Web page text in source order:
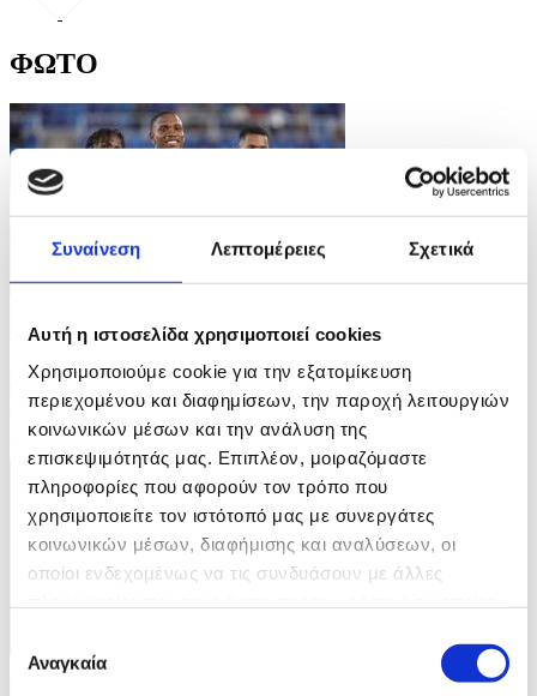
Συναίνεση Λεπτομέρειες Σχετικά
Αυτή η ιστοσελίδα χρησιμοποιεί cookies
Χρησιμοποιούμε cookie για την εξατομίκευση
περιεχομένου και διαφημίσεων, την παροχή λειτουργιών
κοινωνικών μέσων και την ανάλυση της
επισκεψιμότητάς μας. Επιπλέον, μοιραζόμαστε
πληροφορίες που αφορούν τον τρόπο που
χρησιμοποιείτε τον ιστότοπό μας με συνεργάτες
κοινωνικών μέσων, διαφήμισης και αναλύσεων, οι
οποίοι ενδεχομένως να τις συνδυάσουν με άλλες
των υπηρεσιών τους.
συγκατάθεσης
Αναγκαία
ΦΩΤΟ
04/08/2026 08:11
Πρωτάθλημα Στίβου Κεντρικής Αμερικής και
Καραϊβικής
ID: 10693418
10 Φωτογραφίες